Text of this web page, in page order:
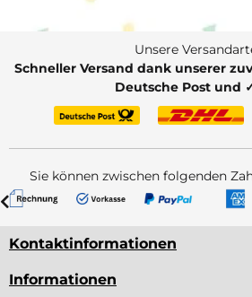
Unsere
Schneller Versand dank unserer
Deutsche Post und
Sie können zwischen folgenden
Kontaktinformationen
Informationen